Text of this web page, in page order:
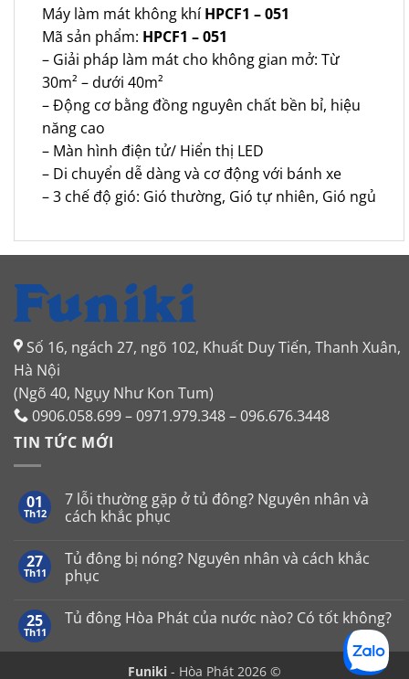
Máy làm mát không khíHPCF1 – 051
Mã sản phẩm: HPCF1 – 051
– Giải pháp làm mát cho không gian mở: Từ
30m² – dưới 40m²
– Động cơ bằng đồng nguyên chất bền bỉ, hiệu
năng cao
– Màn hình điện tử/ Hiển thị LED
– Di chuyển dễ dàng và cơ động với bánh xe
– 3 chế độ gió: Gió thường, Gió tự nhiên, Gió ngủ
Số 16, ngách 27, ngõ 102, Khuất Duy Tiến, Thanh Xuân,
Hà Nội
(Ngõ 40, Ngụy Như Kon Tum)
0906.058.699 – 0971.979.348 – 096.676.3448
TIN TỨC MỚI
01
Th12
7 lỗi thường gặp ở tủ đông? Nguyên nhân và
cách khắc phục
bình
luận
ở
thường
tủ
27
Th11
Tủ đông bị nóng? Nguyên nhân và cách khắc
phục
bình
Tủ
25
Th11
Tủ đông Hòa Phát của nước nào? Có tốt không?
có
Funiki - Hòa Phát 2026 ©